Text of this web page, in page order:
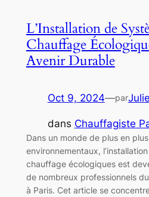
L’Installation de
Chauffage
Avenir Durable
Oct 9, 2024—par
dans Chauffagiste
Dans un monde de plus en
environnementaux,
chauffage écologiques est
de nombreux professionnels
à Paris. Cet article se